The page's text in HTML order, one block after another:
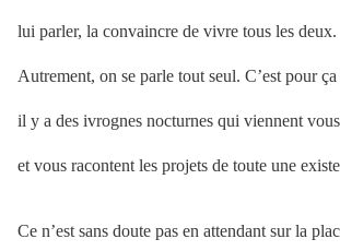
lui parler, la convaincre de vivre tous les deux.
Autrement, on se parle tout seul. C’est pour
il y a des ivrognes nocturnes qui viennent
et vous racontent les projets de toute une
Ce n’est sans doute pas en attendant sur la